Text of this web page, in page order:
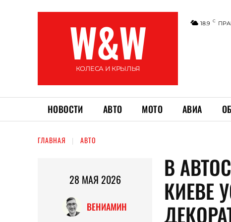
W&W
КОЛЕСА И КРЫЛЬЯ
18.9 C
НОВОСТИ АВТО МОТО АВИА
ГЛАВНАЯ АВТО
28 МАЯ 2026
ВЕНИАМИН
В
КИЕВЕ